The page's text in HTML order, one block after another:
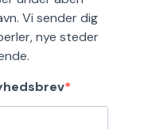
Vi sender dig
nye steder